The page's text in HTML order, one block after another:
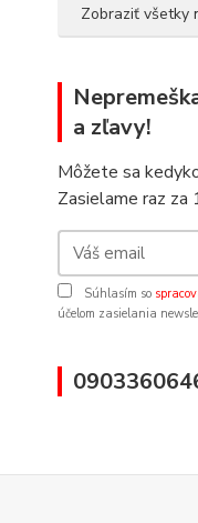
Zobraziť všetky
a zľavy!
Môžete sa
Zasielame raz za
Súhlasím so
účelom zasielania